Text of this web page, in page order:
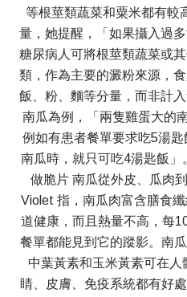
等根莖類蔬菜和粟米都有較
量，她提醒，「如果攝入過
糖尿病人可將根莖類蔬菜或
類，作為主要的澱粉來源，
飯、粉、麵等分量，而非計
南瓜為例，「兩隻雞蛋大的
例如有患者餐單要求吃5湯
南瓜時，就只可吃4湯匙飯
做脆片 南瓜從外皮、瓜肉
Violet 指，南瓜肉富含膳食
道健康，而且熱量不高，每
餐單都能見到它的蹤影。南
中葉黃素和玉米黃素可在
睛、皮膚、免疫系統都有好